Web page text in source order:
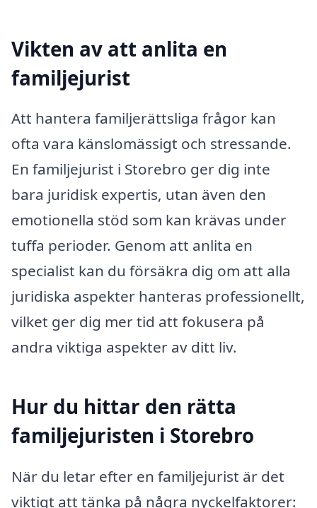
Vikten av att anlita en
familjejurist
Att hantera familjerättsliga frågor kan
ofta vara känslomässigt och stressande.
En familjejurist i Storebro ger dig inte
bara juridisk expertis, utan även den
emotionella stöd som kan krävas under
tuffa perioder. Genom att anlita en
specialist kan du försäkra dig om att alla
juridiska aspekter hanteras professionellt,
vilket ger dig mer tid att fokusera på
andra viktiga aspekter av ditt liv.
Hur du hittar den rätta
familjejuristen i Storebro
När du letar efter en familjejurist är det
viktigt att tänka på några nyckelfaktorer: